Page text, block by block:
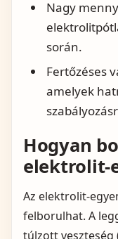
Nagy
során.
Fertőzéses
amelyek
Hogyan
Az elektrolit-
felborulhat. A
túlzott veszteség